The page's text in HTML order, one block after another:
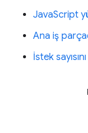
JavaScript
Ana iş
İstek